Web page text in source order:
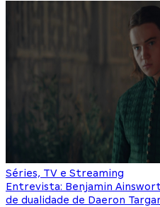
Séries, TV e Streaming
Entrevista: Benjamin
de dualidade de Daeron